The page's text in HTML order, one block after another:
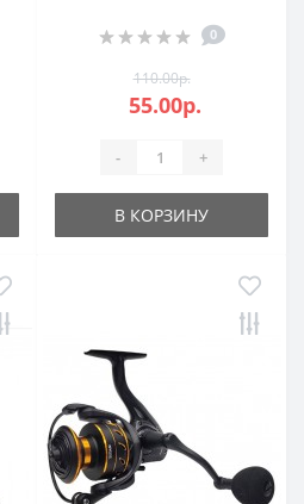
0
110.00р.
55.00р.
- +
В КОРЗИНУ